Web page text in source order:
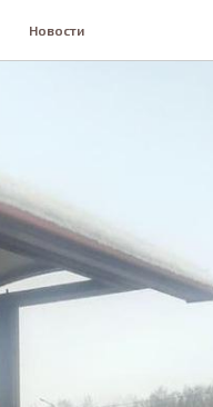
Новости